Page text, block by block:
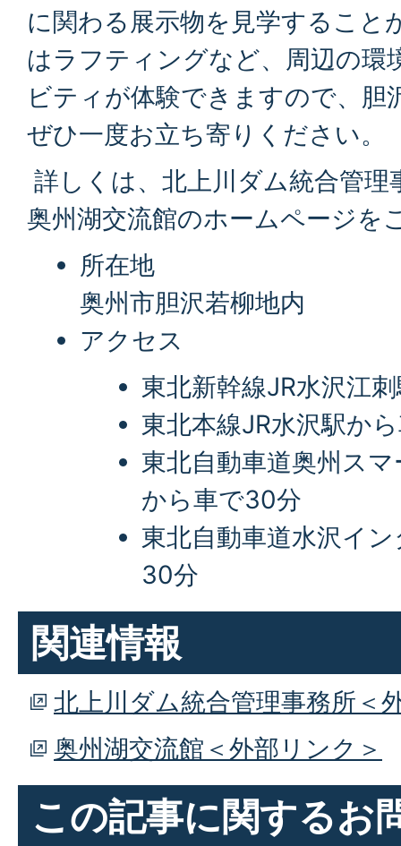
に関わる展示物を見学すること
はラフティングなど、周辺の環
ビティが体験できますので、胆
ぜひ一度お立ち寄りください。
詳しくは、北上川ダム統合管
奥州湖交流館のホームページを
所在地
奥州市胆沢若柳地内
アクセス
東北新幹線JR水沢江
東北本線JR水沢駅か
東北自動車道奥州ス
から車で30分
東北自動車道水沢イ
30分
関連情報
北上川ダム統合管理事務所＜
奥州湖交流館＜外部リンク＞
この記事に関するお